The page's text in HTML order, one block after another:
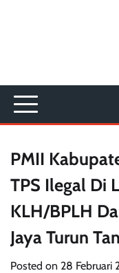
PMII
TPS Ilegal Di
KLH/BPLH
Jaya Turun
Posted on 28 Februari